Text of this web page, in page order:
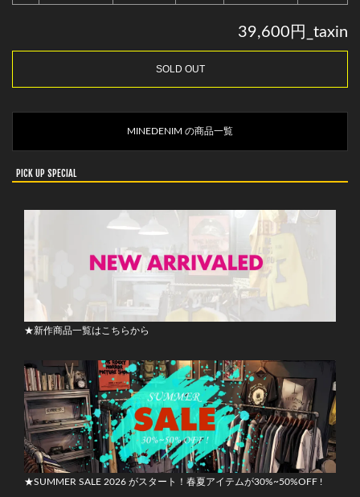
39,600円_taxin
SOLD OUT
MINEDENIM の商品一覧
PICK UP SPECIAL
★新作商品一覧はこちらから
★SUMMER SALE 2026 がスタート！春夏アイテムが30%~50%OFF !